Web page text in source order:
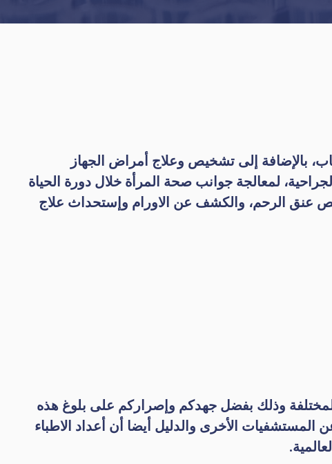
بالإضافة إلى تشخيص وعلاج أمراض الجهاز
لمعالجة جوانب صحة المرأة خلال دورة الحياة
عنق الرحم، والكشف عن الاورام وإستحداث علاج
وذلك بفضل جهدكم وإصراركم على بلوغ هذه
المستشفيات الأخرى والدليل أيضا أن أعداد الاطباء